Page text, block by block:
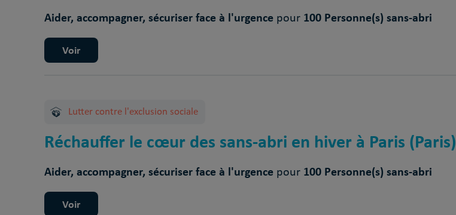
Aider, accompagner, sécuriser face à l'urgence pour 100 Personne(s) sans-abri
Voir
Lutter contre l'exclusion sociale
Réchauffer le cœur des sans-abri en hiver à Paris (Paris)
Aider, accompagner, sécuriser face à l'urgence pour 100 Personne(s) sans-abri
Voir